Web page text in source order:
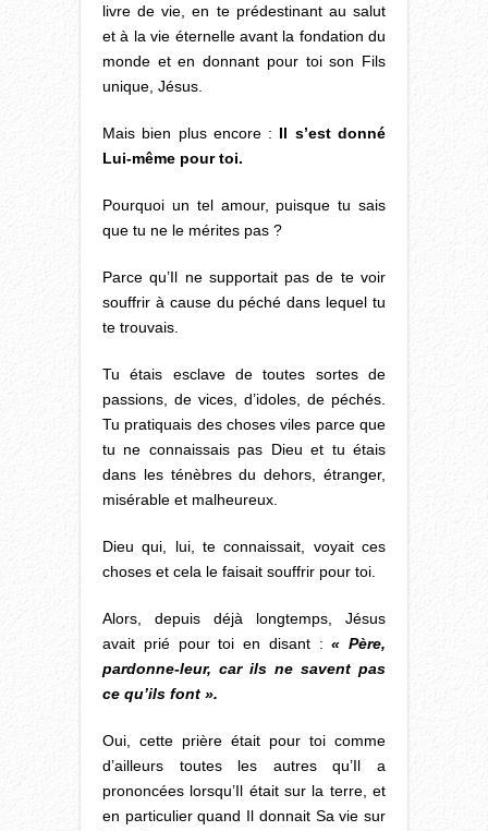
livre de vie, en te prédestinant au salut
et à la vie éternelle avant la fondation du
monde et en donnant pour toi son Fils
unique, Jésus.
Mais bien plus encore : Il s’est donné
Lui-même pour toi.
Pourquoi un tel amour, puisque tu sais
que tu ne le mérites pas ?
Parce qu’Il ne supportait pas de te voir
souffrir à cause du péché dans lequel tu
te trouvais.
Tu étais esclave de toutes sortes de
passions, de vices, d’idoles, de péchés.
Tu pratiquais des choses viles parce que
tu ne connaissais pas Dieu et tu étais
dans les ténèbres du dehors, étranger,
misérable et malheureux.
Dieu qui, lui, te connaissait, voyait ces
choses et cela le faisait souffrir pour toi.
Alors, depuis déjà longtemps, Jésus
avait prié pour toi en disant :« Père,
pardonne-leur, car ils ne savent pas
ce qu’ils font ».
Oui, cette prière était pour toi comme
d’ailleurs toutes les autres qu’Il a
prononcées lorsqu’Il était sur la terre, et
en particulier quand Il donnait Sa vie sur